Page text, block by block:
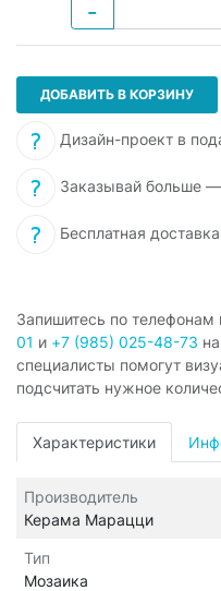
−
ДОБАВИТЬ В КОРЗИНУ
Дизайн-проект в
Заказывай больше
Бесплатная доставка
Запишитесь по телефонам
01 и +7 (985) 025-48-73
специалисты помогут
подсчитать нужное
Характеристики
Производитель
Керама Марацци
Тип
Мозаика